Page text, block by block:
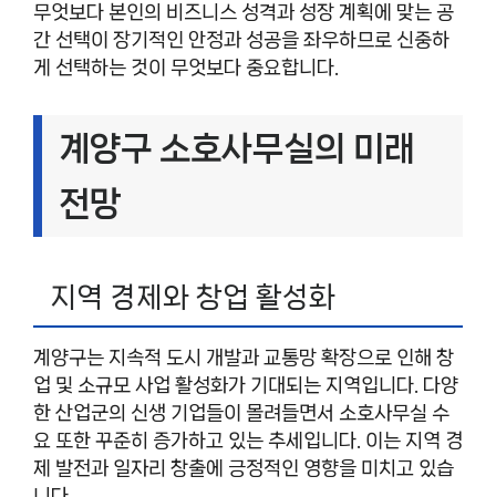
무엇보다 본인의 비즈니스 성격과 성장 계획에 맞는 공
간 선택이 장기적인 안정과 성공을 좌우하므로 신중하
게 선택하는 것이 무엇보다 중요합니다.
계양구 소호사무실의 미래
전망
지역 경제와 창업 활성화
계양구는 지속적 도시 개발과 교통망 확장으로 인해 창
업 및 소규모 사업 활성화가 기대되는 지역입니다. 다양
한 산업군의 신생 기업들이 몰려들면서 소호사무실 수
요 또한 꾸준히 증가하고 있는 추세입니다. 이는 지역 경
제 발전과 일자리 창출에 긍정적인 영향을 미치고 있습